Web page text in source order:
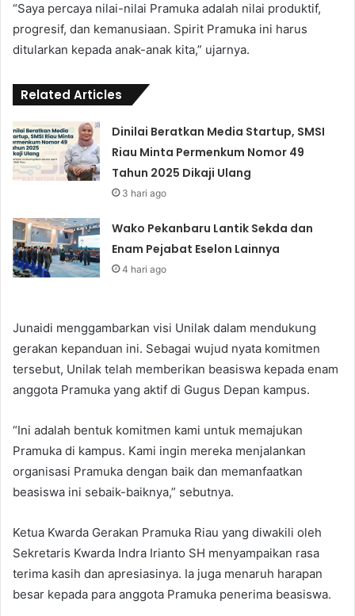
“Saya percaya nilai-nilai Pramuka adalah nilai produktif,
progresif, dan kemanusiaan. Spirit Pramuka ini harus
ditularkan kepada anak-anak kita,” ujarnya.
Related Articles
Dinilai Beratkan Media Startup, SMSI
Riau Minta Permenkum Nomor 49
Tahun 2025 Dikaji Ulang
3 hari ago
Wako Pekanbaru Lantik Sekda dan
Enam Pejabat Eselon Lainnya
4 hari ago
Junaidi menggambarkan visi Unilak dalam mendukung
gerakan kepanduan ini. Sebagai wujud nyata komitmen
tersebut, Unilak telah memberikan beasiswa kepada enam
anggota Pramuka yang aktif di Gugus Depan kampus.
“Ini adalah bentuk komitmen kami untuk memajukan
Pramuka di kampus. Kami ingin mereka menjalankan
organisasi Pramuka dengan baik dan memanfaatkan
beasiswa ini sebaik-baiknya,” sebutnya.
Ketua Kwarda Gerakan Pramuka Riau yang diwakili oleh
Sekretaris Kwarda Indra Irianto SH menyampaikan rasa
terima kasih dan apresiasinya. Ia juga menaruh harapan
besar kepada para anggota Pramuka penerima beasiswa.